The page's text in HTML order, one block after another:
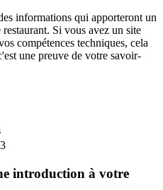
informations qui apporteront un
Si vous avez un site
compétences techniques, cela
une preuve de votre savoir-
introduction à votre